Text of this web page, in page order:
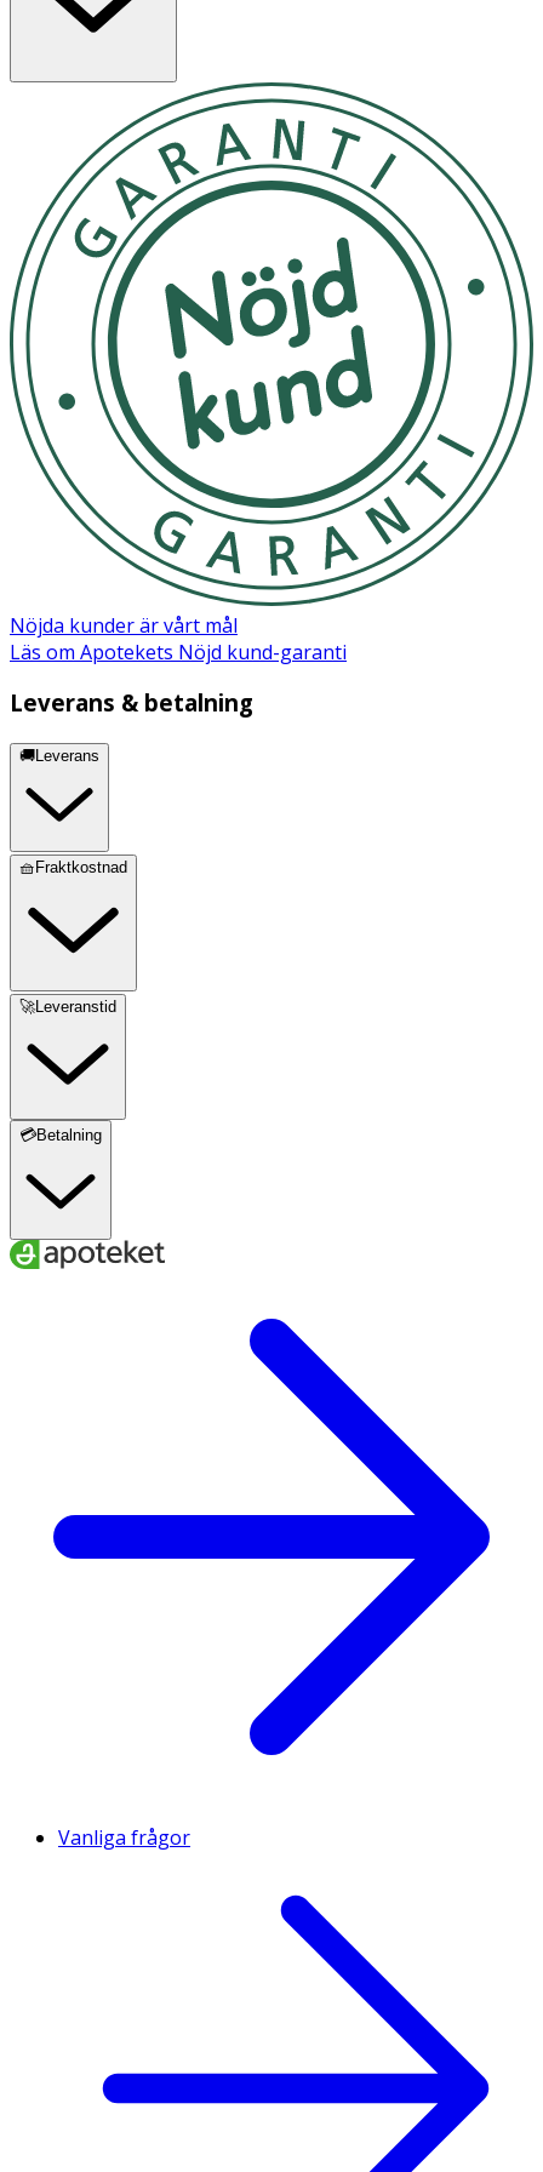
masseras in i huden.
- Kan användas dagligen eller vid behov i perioder då
huden behöver extra skydd, fett och näring.
- Förvaras i rumstemperatur.
Innehåll
Water (Aqua), Prunus Amygdalus Dulcis (Sweet Almond)
Oil, Arachis Hypogaea (Peanut) Oil+, Beeswax (Cera Alba),
Alcohol denat., Glyceryl Oleate, Fragrance (Parfum)*,
Sorbitan Olivate, Zinc Sulfate, Limonene*, Linalool*,
Citronellol*, Geraniol*, Citral*. [8000730101] * from
natural essential oils +from organic cultivation
Märkning: NATRUE
Nöjda kunder är vårt mål
Läs om Apotekets Nöjd kund-garanti
Leverans & betalning
🚚Leverans
🧺Fraktkostnad
🚀Leveranstid
💳Betalning
Vanliga frågor